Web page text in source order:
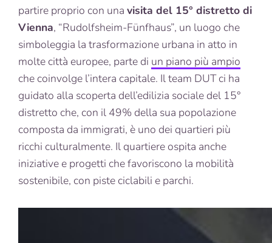
partire proprio con una visita del 15° distretto di
Vienna, “Rudolfsheim-Fünfhaus”, un luogo che
simboleggia la trasformazione urbana in atto in
molte città europee, parte di un piano più ampio
che coinvolge l’intera capitale. Il team DUT ci ha
guidato alla scoperta dell’edilizia sociale del 15°
distretto che, con il 49% della sua popolazione
composta da immigrati, è uno dei quartieri più
ricchi culturalmente. Il quartiere ospita anche
iniziative e progetti che favoriscono la mobilità
sostenibile, con piste ciclabili e parchi.